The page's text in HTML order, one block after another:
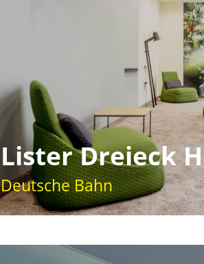
Lister Dreieck
Deutsche Bahn